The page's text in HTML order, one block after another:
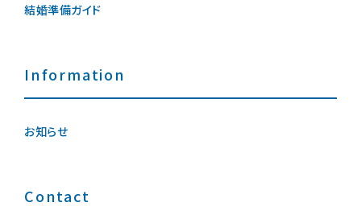
結婚準備ガイド
Information
お知らせ
Contact